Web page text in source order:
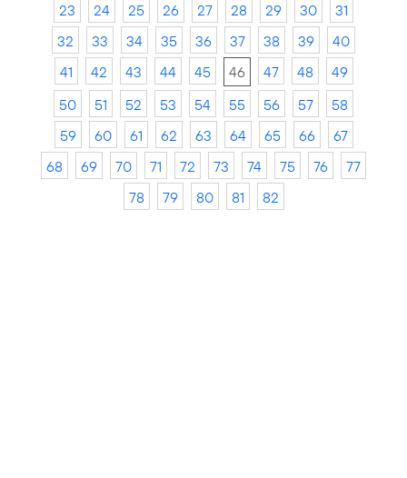
23
24 25 26 27 28 29 30
31
32
33 34 35 36 37 38 39
40
41
42 43 44 45 46 47 48
49
50
51 52 53 54 55 56 57
58
59
60 61 62 63 64 65 66
67
68
69 70 71 72 73 74 75 76
77
78
79 80 81 82